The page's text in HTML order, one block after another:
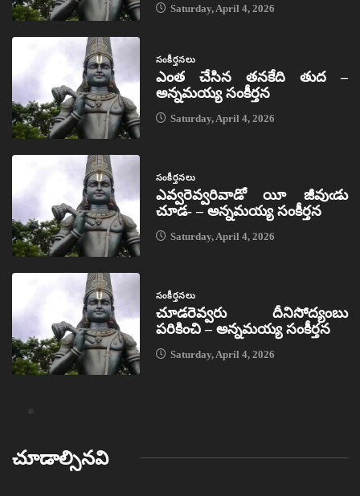
Saturday, April 4, 2026
సంకీర్తనలు
ఎంత చేసిన తనకేది తుద –
అన్నమయ్య సంకీర్తన
Saturday, April 4, 2026
సంకీర్తనలు
ఎవ్వరెవ్వరివాడో యీ జీవుఁడు
చూడ- – అన్నమయ్య సంకీర్తన
Saturday, April 4, 2026
సంకీర్తనలు
చూడరెవ్వరు దీనిసోద్యంబు
పరికించి – అన్నమయ్య సంకీర్తన
Saturday, April 4, 2026
చూడాల్సినవి